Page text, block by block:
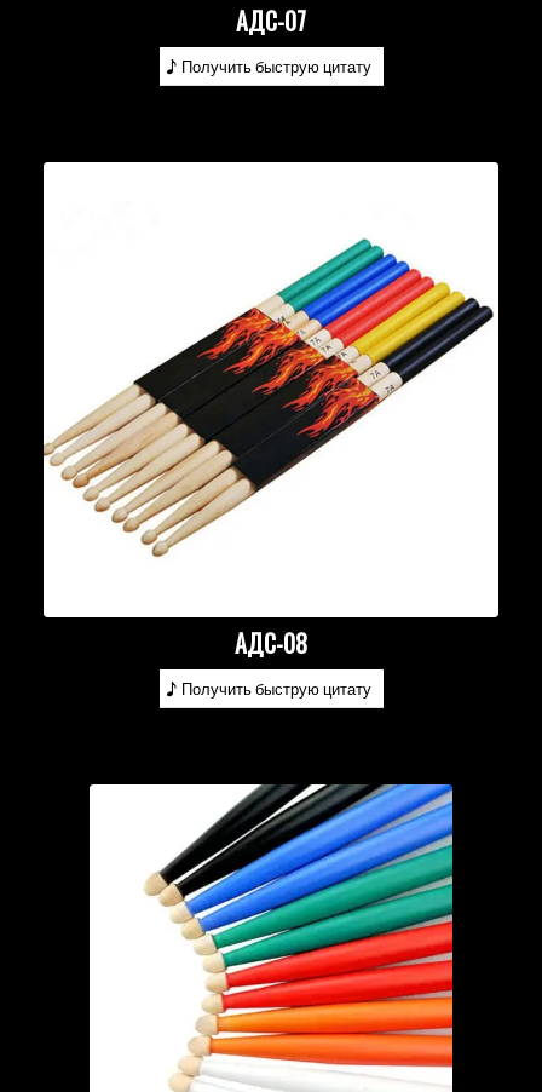
АДС-07
Получить быструю цитату
АДС-08
Получить быструю цитату